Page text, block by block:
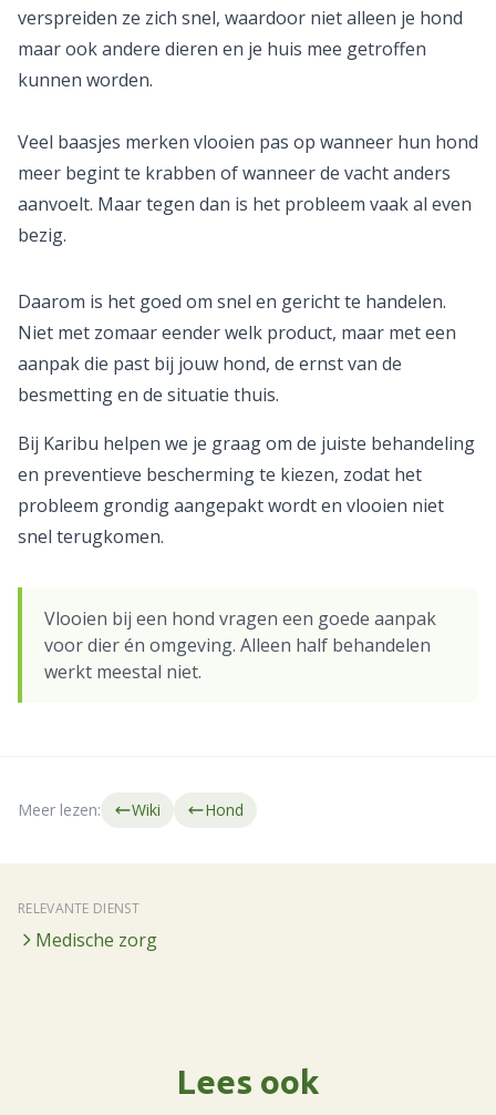
verspreiden ze zich snel, waardoor niet alleen je hond
maar ook andere dieren en je huis mee getroffen
kunnen worden.
Veel baasjes merken vlooien pas op wanneer hun hond
meer begint te krabben of wanneer de vacht anders
aanvoelt. Maar tegen dan is het probleem vaak al even
bezig.
Daarom is het goed om snel en gericht te handelen.
Niet met zomaar eender welk product, maar met een
aanpak die past bij jouw hond, de ernst van de
besmetting en de situatie thuis.
Bij Karibu helpen we je graag om de juiste behandeling
en preventieve bescherming te kiezen, zodat het
probleem grondig aangepakt wordt en vlooien niet
snel terugkomen.
Vlooien bij een hond vragen een goede aanpak
voor dier én omgeving. Alleen half behandelen
werkt meestal niet.
Meer lezen: Wiki Hond
RELEVANTE DIENST
Medische zorg
Lees ook